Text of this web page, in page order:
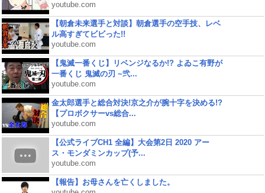
youtube.com
【朝倉未来選手と対談】朝倉選手の空手技、レベ
ル高すぎてビビった!!
youtube.com
【鬼滅一番くじ】リベンジなるか!? よゐこ有野が
一番くじ 鬼滅の刃 ~弐...
youtube.com
金太郎選手と総合対決!京之介が腕十字を決める!?
【プロボクサーvs総合...
youtube.com
【公式ライブCH1 全編】大会第2日 2020 アー
ス・モンダミンカップ(予...
youtube.com
【報告】お母さんを亡くしました。